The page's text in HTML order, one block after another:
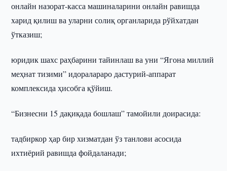
онлайн назорат-касса машиналарини онлайн равишда
харид қилиш ва уларни солиқ органларида рўйхатдан
ўтказиш;
юридик шахс раҳбарини тайинлаш ва уни “Ягона миллий
меҳнат тизими” идоралараро дастурий-аппарат
комплексида ҳисобга қўйиш.
“Бизнесни 15 дақиқада бошлаш” тамойили доирасида:
тадбиркор ҳар бир хизматдан ўз танлови асосида
ихтиёрий равишда фойдаланади;